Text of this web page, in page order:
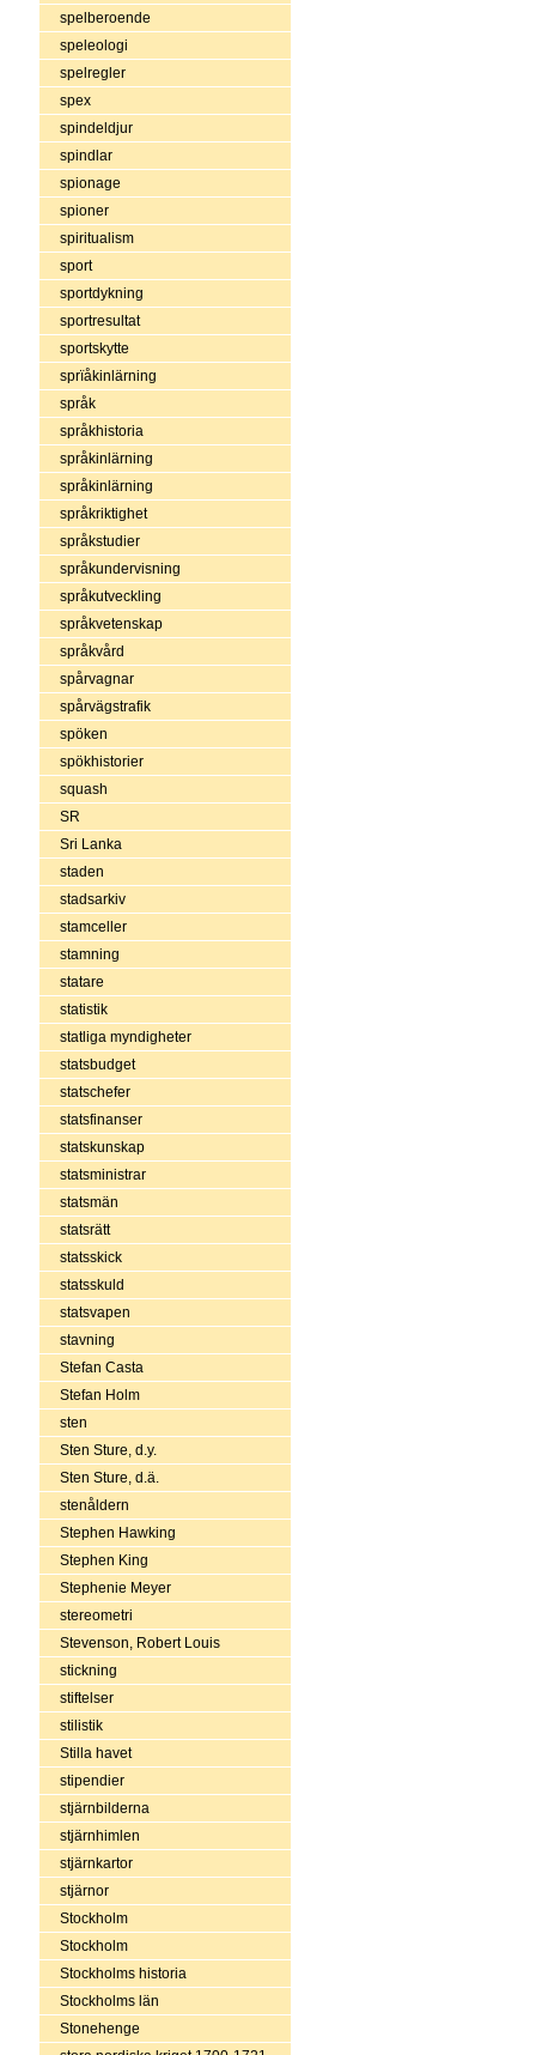
spelberoende
speleologi
spelregler
spex
spindeldjur
spindlar
spionage
spioner
spiritualism
sport
sportdykning
sportresultat
sportskytte
sprïåkinlärning
språk
språkhistoria
språkinlärning
språkinlärning
språkriktighet
språkstudier
språkundervisning
språkutveckling
språkvetenskap
språkvård
spårvagnar
spårvägstrafik
spöken
spökhistorier
squash
SR
Sri Lanka
staden
stadsarkiv
stamceller
stamning
statare
statistik
statliga myndigheter
statsbudget
statschefer
statsfinanser
statskunskap
statsministrar
statsmän
statsrätt
statsskick
statsskuld
statsvapen
stavning
Stefan Casta
Stefan Holm
sten
Sten Sture, d.y.
Sten Sture, d.ä.
stenåldern
Stephen Hawking
Stephen King
Stephenie Meyer
stereometri
Stevenson, Robert Louis
stickning
stiftelser
stilistik
Stilla havet
stipendier
stjärnbilderna
stjärnhimlen
stjärnkartor
stjärnor
Stockholm
Stockholm
Stockholms historia
Stockholms län
Stonehenge